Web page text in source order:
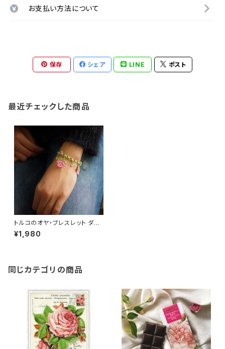
お支払い方法について
保存 シェア LINE ポスト
最近チェックした商品
トルコのオヤ・ブレスレット ダマ
スクローズモチーフ トルコアク
セサリー Oya
¥1,980
同じカテゴリの商品